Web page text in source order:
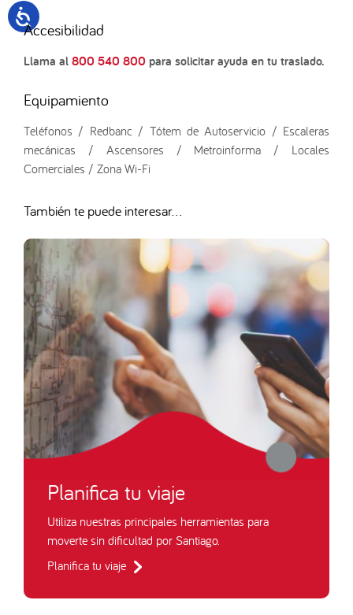
Accesibilidad
Llama al800 540 800 para solicitar ayuda en tu traslado.
Equipamiento
Teléfonos / Redbanc / Tótem de Autoservicio / Escaleras
mecánicas / Ascensores / Metroinforma / Locales
Comerciales / Zona Wi-Fi
También te puede interesar...
Planifica tu viaje
Utiliza nuestras principales herramientas para
moverte sin dificultad por Santiago.
Planifica tu viaje